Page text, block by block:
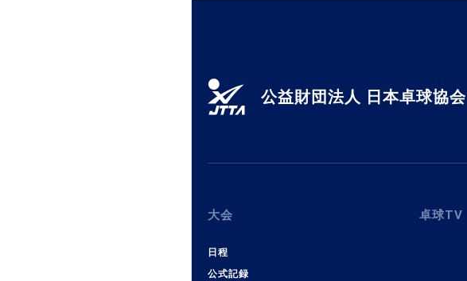
公益財団法人 日本卓球協会
大会
日程
公式記録
卓球TV